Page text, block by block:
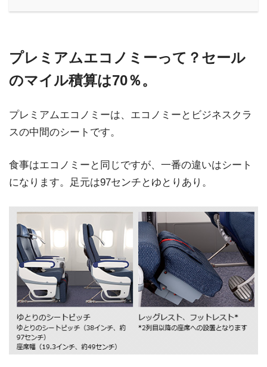
プレミアムエコノミーって？セール
のマイル積算は70％。
プレミアムエコノミーは、エコノミーとビジネスクラ
スの中間のシートです。
食事はエコノミーと同じですが、一番の違いはシート
になります。足元は97センチとゆとりあり。